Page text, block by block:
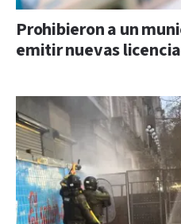
Prohibieron a un
emitir nuevas